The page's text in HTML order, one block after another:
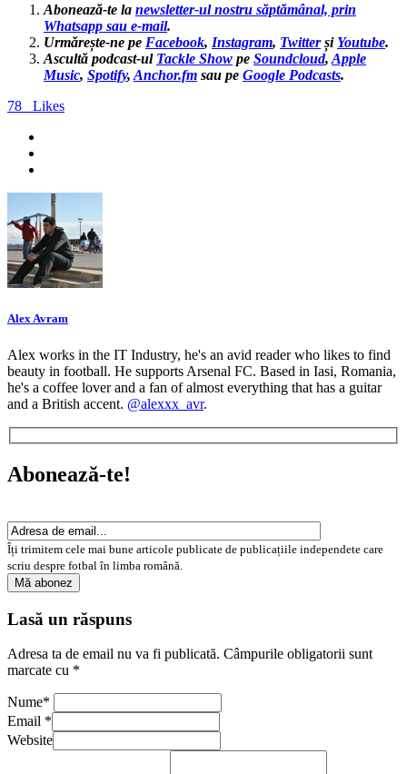
Abonează-te la newsletter-ul nostru săptămânal, prin
Whatsapp sau e-mail.
Urmărește-ne pe Facebook, Instagram, Twitterși Youtube.
Ascultă podcast-ul Tackle Show pe Soundcloud, Apple
Music, Spotify, Anchor.fm sau pe Google Podcasts.
78
Likes
Alex Avram
Alex works in the IT Industry, he's an avid reader who likes to find
beauty in football. He supports Arsenal FC. Based in Iasi, Romania,
he's a coffee lover and a fan of almost everything that has a guitar
and a British accent. @alexxx_avr.
Abonează-te!
Îți trimitem cele mai bune articole publicate de publicațiile independete care
scriu despre fotbal în limba română.
Lasă un răspuns
Adresa ta de email nu va fi publicată. Câmpurile obligatorii sunt
marcate cu *
Nume*
Email *
Website